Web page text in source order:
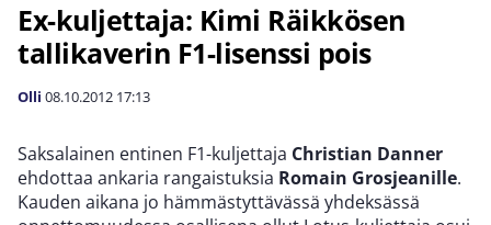
Ex-kuljettaja: Kimi Räikkösen
tallikaverin F1-lisenssi pois
Olli 08.10.2012 17:13
Saksalainen entinen F1-kuljettaja Christian Danner
ehdottaa ankaria rangaistuksia Romain Grosjeanille.
Kauden aikana jo hämmästyttävässä yhdeksässä